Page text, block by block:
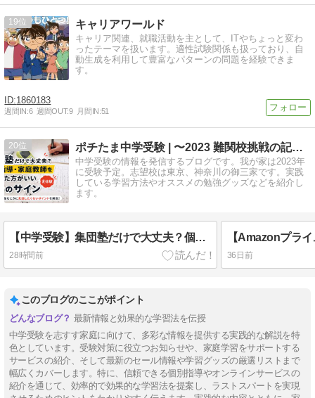
19 キャリアワールド
キャリア関連、就職活動を主として、ITやちょっと変わ
ったテーマを扱います。適性試験関係も扱っており、自
動生成を利用して豊富なパターンの問題を経験できま
す。
1860183
週間IN:6 週間OUT:9 月間IN:51
20 ポチたま中学受験 | 〜2023 難関校挑戦の記録〜
中学受験の情報を発信するブログです。我が家は2023年
に受験予定。志望校は東京、神奈川の御三家です。実践
している学習方法やオススメの勉強グッズなどを紹介し
ます。
【中学受験】集団塾だけで大丈夫？個別指導・家庭教師を併用した方がいい7つのサイン【実体験】
28時間前 36日前
このブログのここがポイント
最新情報と効果的な学習法を伝授
中学受験を志すす家庭に向けて、多彩な情報を提供する実践的な解説を特
色としています。受験対策に役立つお知らせや、家庭学習をサポートする
サービスの紹介、そして最新のセール情報や学習グッズの厳選リストまで
幅広くカバーします。特に、信頼できる個別指導やオンラインサービスの
紹介を通じて、効率的で効果的な学習法を提案し、ラストスパートを実現